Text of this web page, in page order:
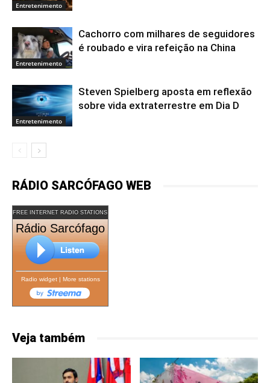
Entretenimento
Entretenimento
Cachorro com milhares de seguidores
é roubado e vira refeição na China
Entretenimento
Steven Spielberg aposta em reflexão
sobre vida extraterrestre em Dia D
RÁDIO SARCÓFAGO WEB
FREE INTERNET RADIO STATIONS
Rádio Sarcófago
Radio widget| More stations
Veja também